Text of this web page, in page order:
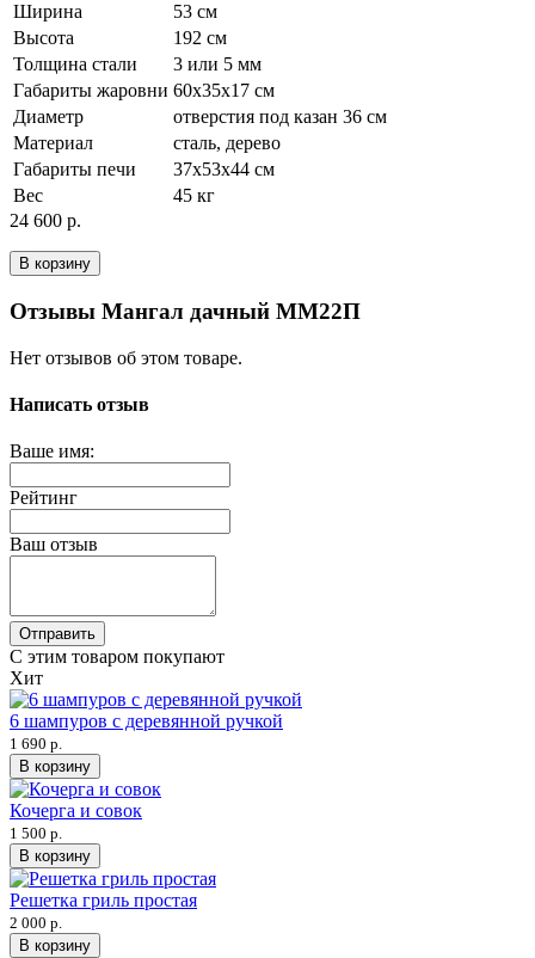
Ширина
53 см
Высота
192 см
Толщина стали
3 или 5 мм
Габариты жаровни 60х35х17 см
Диаметр
отверстия под казан 36 см
Материал
сталь, дерево
Габариты печи
37х53х44 см
Вес
45 кг
24 600 р.
В корзину
Отзывы Мангал дачный ММ22П
Нет отзывов об этом товаре.
Написать отзыв
Ваше имя:
Рейтинг
Ваш отзыв
Отправить
С этим товаром покупают
Хит
6 шампуров с деревянной ручкой
1 690 р.
В корзину
Кочерга и совок
1 500 р.
В корзину
Решетка гриль простая
2 000 р.
В корзину